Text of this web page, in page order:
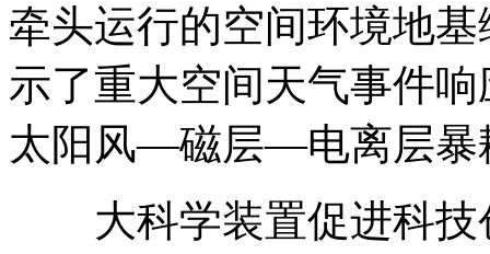
牵头运行的空间环境地
示了重大空间天气事件
太阳风—磁层—电离层暴
大科学装置促进科